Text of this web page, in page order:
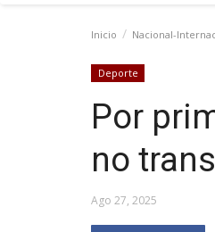
Inicio Nacional-
Deporte
Por
no
Ago 27, 2025